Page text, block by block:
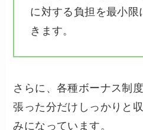
に対する負担を最小
きます。
さらに、各種ボーナス制
張った分だけしっかりと
みになっています。